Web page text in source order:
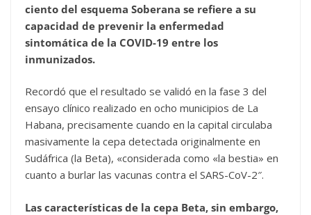
ciento del esquema Soberana se refiere a su
capacidad de prevenir la enfermedad
sintomática de la COVID-19 entre los
inmunizados.
Recordó que el resultado se validó en la fase 3 del
ensayo clínico realizado en ocho municipios de La
Habana, precisamente cuando en la capital circulaba
masivamente la cepa detectada originalmente en
Sudáfrica (la Beta), «considerada como «la bestia» en
cuanto a burlar las vacunas contra el SARS-CoV-2″.
Las características de la cepa Beta, sin embargo,